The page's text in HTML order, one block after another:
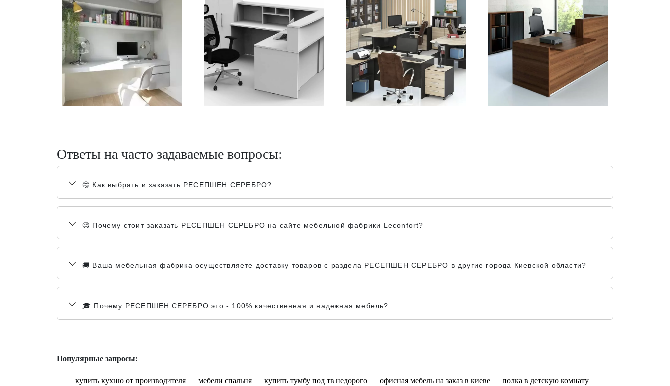
Ответы на часто задаваемые вопросы:
🤔 Как выбрать и заказать РЕСЕПШЕН СЕРЕБРО?
🧐 Почему стоит заказать РЕСЕПШЕН СЕРЕБРО на сайте мебельной фабрики Leconfort?
🚚 Ваша мебельная фабрика осуществляете доставку товаров с раздела РЕСЕПШЕН СЕРЕБРО в другие города Киевской области?
🎓 Почему РЕСЕПШЕН СЕРЕБРО это - 100% качественная и надежная мебель?
Популярные запросы:
купить кухню от производителя мебели спальня купить тумбу под тв недорого офисная мебель на заказ в киеве
полка в детскую комнату